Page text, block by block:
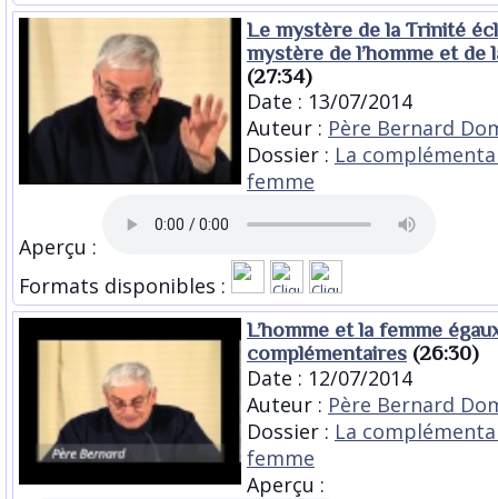
Le mystère de la Trinité
mystère de l’homme et de
(27:34)
Date : 13/07/2014
Auteur : Père Bernard
Dossier : La
femme
Aperçu :
Formats disponibles :
L’homme et la femme
complémentaires (26:30)
Date : 12/07/2014
Auteur : Père Bernard
Dossier : La
femme
Aperçu :